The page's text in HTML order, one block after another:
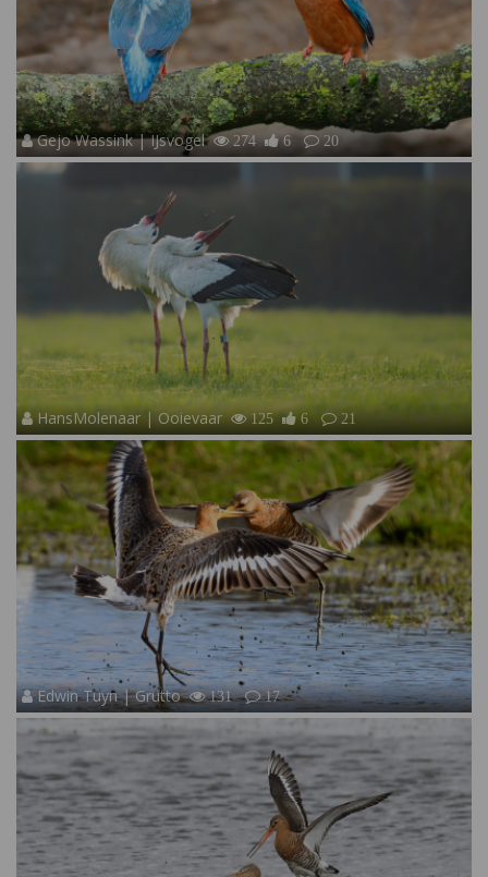
Gejo Wassink | IJsvogel 274 6 20
HansMolenaar | Ooievaar 125 6 21
Edwin Tuyn | Grutto 131 17